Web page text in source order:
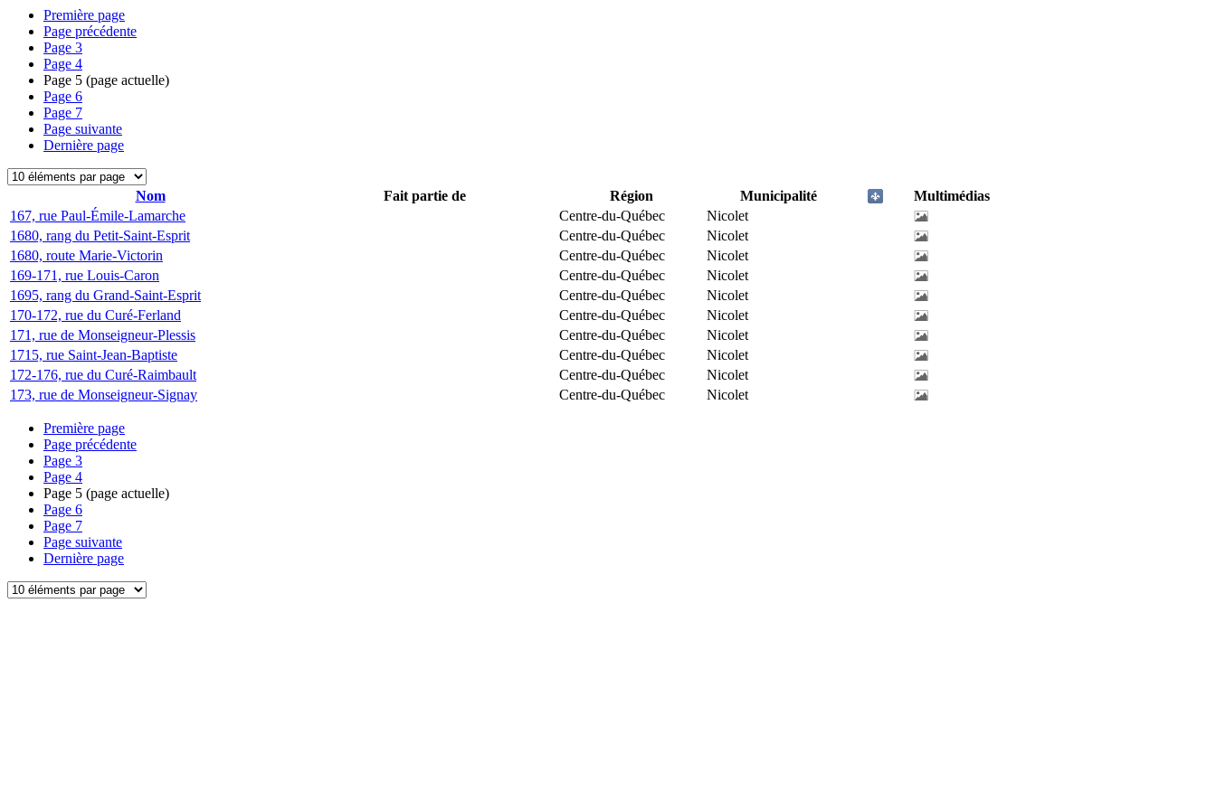
Première page
Page précédente
Page 3
Page 4
Page 5 (page actuelle)
Page 6
Page 7
Page suivante
Dernière page
Nom Fait partie de Région Municipalité
Multimédias
167, rue Paul-Émile-Lamarche
Centre-du-Québec
Nicolet
1680, rang du Petit-Saint-Esprit
Centre-du-Québec
Nicolet
1680, route Marie-Victorin
Centre-du-Québec
Nicolet
169-171, rue Louis-Caron
Centre-du-Québec
Nicolet
1695, rang du Grand-Saint-Esprit
Centre-du-Québec
Nicolet
170-172, rue du Curé-Ferland
Centre-du-Québec
Nicolet
171, rue de Monseigneur-Plessis
Centre-du-Québec
Nicolet
1715, rue Saint-Jean-Baptiste
Centre-du-Québec
Nicolet
172-176, rue du Curé-Raimbault
Centre-du-Québec
Nicolet
173, rue de Monseigneur-Signay
Centre-du-Québec Nicolet
Première page
Page précédente
Page 3
Page 4
Page 5 (page actuelle)
Page 6
Page 7
Page suivante
Dernière page